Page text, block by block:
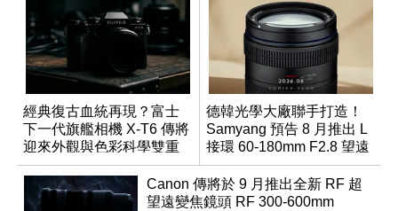
經典復古血統再現？富士
下一代旗艦相機 X-T6 傳將
迎來外觀與色彩科學雙重
優化
德韓光學大廠聯手打造！
Samyang 預告 8 月推出 L
接環 60-180mm F2.8 望遠
變焦鏡
Canon 傳將於 9 月推出全新 RF 超
望遠變焦鏡頭 RF 300-600mm